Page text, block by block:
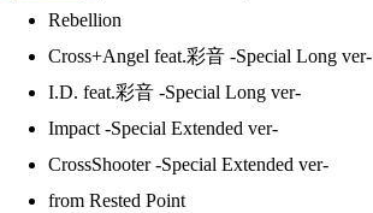
Rebellion
Cross+Angel feat.彩音 -Special Long ver-
I.D. feat.彩音 -Special Long ver-
Impact -Special Extended ver-
CrossShooter -Special Extended ver-
from Rested Point